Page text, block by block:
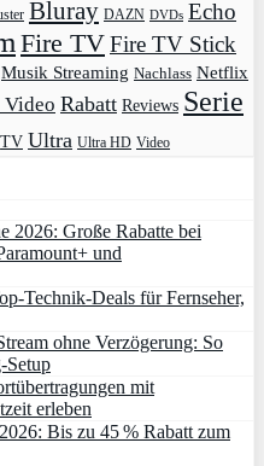
Bluray DAZN DVDs Echo
Fire TVFire TV Stick
Musik Streaming Nachlass Netflix
Video Rabatt Reviews Serie
TV Ultra Ultra HD Video
2026: Große Rabatte bei
und
Technik-Deals für Fernseher,
ohne Verzögerung: So
Setup
mit
erleben
Bis zu 45 % Rabatt zum